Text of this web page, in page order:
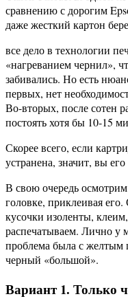
сравнению с дорогим
даже жесткий картон
все дело в технологии
«нагреванием чернил»,
забивались. Но есть
первых, нет
Во-вторых, после сотен
постоять хотя бы 10-15
Скорее всего, если
устранена, значит, вы
В свою очередь
головке, приклеивая
кусочки изоленты,
распечатываем. Лично у
проблема была с желтым
черный «большой».
Вариант 1. Только